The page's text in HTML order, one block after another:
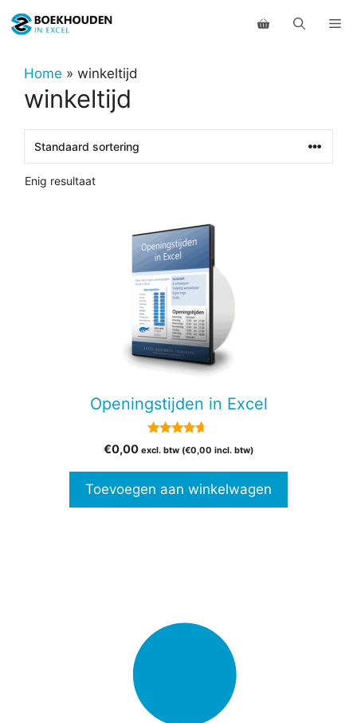
naar
inhoudHome » winkeltijd
winkeltijd
Enig resultaat
Openingstijden in Excel
van 5
€0,00 excl. btw (€0,00 incl. btw)
Toevoegen aan winkelwagen